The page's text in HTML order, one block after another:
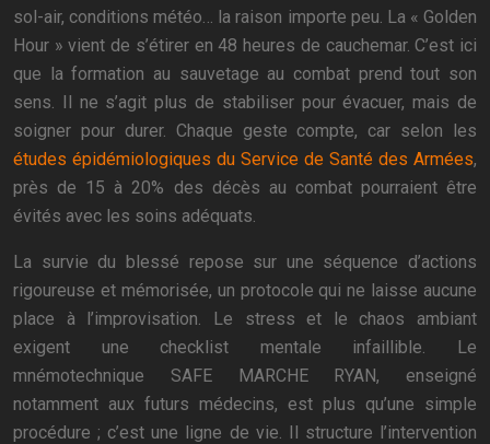
sol-air, conditions météo… la raison importe peu. La « Golden
Hour » vient de s’étirer en 48 heures de cauchemar. C’est ici
que la formation au sauvetage au combat prend tout son
sens. Il ne s’agit plus de stabiliser pour évacuer, mais de
soigner pour durer. Chaque geste compte, car selon les
études épidémiologiques du Service de Santé des Armées,
près de 15 à 20% des décès au combat pourraient être
évités avec les soins adéquats.
La survie du blessé repose sur une séquence d’actions
rigoureuse et mémorisée, un protocole qui ne laisse aucune
place à l’improvisation. Le stress et le chaos ambiant
exigent une checklist mentale infaillible. Le
mnémotechnique SAFE MARCHE RYAN, enseigné
notamment aux futurs médecins, est plus qu’une simple
procédure ; c’est une ligne de vie. Il structure l’intervention